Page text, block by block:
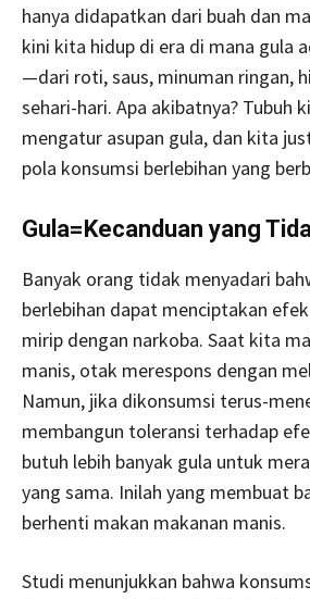
hanya didapatkan dari buah dan
kini kita hidup di era di mana gula
—dari roti, saus, minuman ringan,
sehari-hari. Apa akibatnya? Tubuh
mengatur asupan gula, dan kita
pola konsumsi berlebihan yang
Gula=Kecanduan yang
Banyak orang tidak menyadari
berlebihan dapat menciptakan
mirip dengan narkoba. Saat kita
manis, otak merespons dengan
Namun, jika dikonsumsi terus-
membangun toleransi terhadap
butuh lebih banyak gula untuk
yang sama. Inilah yang membuat
berhenti makan makanan manis.
Studi menunjukkan bahwa